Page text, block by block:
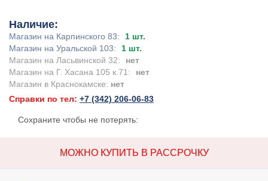
Наличие:
Магазин на Карпинского 83:
1 шт.
Магазин на Уральской 103:
1 шт.
Магазин на Ласьвинской 32:
нет
Магазин на Г. Хасана 105 к.71:
нет
Магазин в Краснокамске: нет
Справки по тел: +7 (342) 206-06-83
Сохраните чтобы не потерять:
МОЖНО КУПИТЬ В РАССРОЧКУ